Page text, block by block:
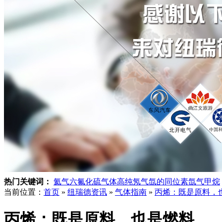
热门关键词： 氦气六氟化硫气体高纯氖气氙的同位素氙气甲烷
当前位置： 首页 » 纽瑞德资讯 » 气体指南 » 丙烯：既是原料，